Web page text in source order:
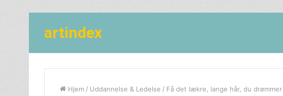
artindex
Hjem / Uddannelse & Ledelse / Få det lækre, lange hår, du